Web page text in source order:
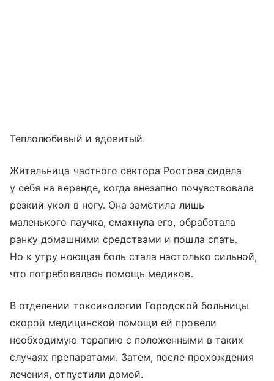
Теплолюбивый и ядовитый.
Жительница частного сектора Ростова сидела
у себя на веранде, когда внезапно почувствовала
резкий укол в ногу. Она заметила лишь
маленького паучка, смахнула его, обработала
ранку домашними средствами и пошла спать.
Но к утру ноющая боль стала настолько сильной,
что потребовалась помощь медиков.
В отделении токсикологии Городской больницы
скорой медицинской помощи ей провели
необходимую терапию с положенными в таких
случаях препаратами. Затем, после прохождения
лечения, отпустили домой.